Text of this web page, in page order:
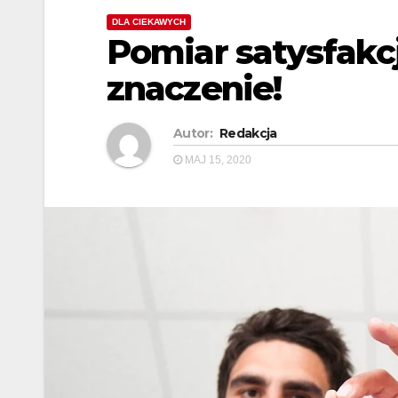
DLA CIEKAWYCH
Pomiar
znaczenie!
Autor: Redakcja
MAJ 15, 2020